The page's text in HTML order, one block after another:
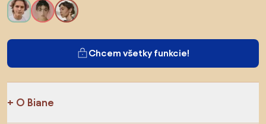
Chcem všetky funkcie!
O Biane